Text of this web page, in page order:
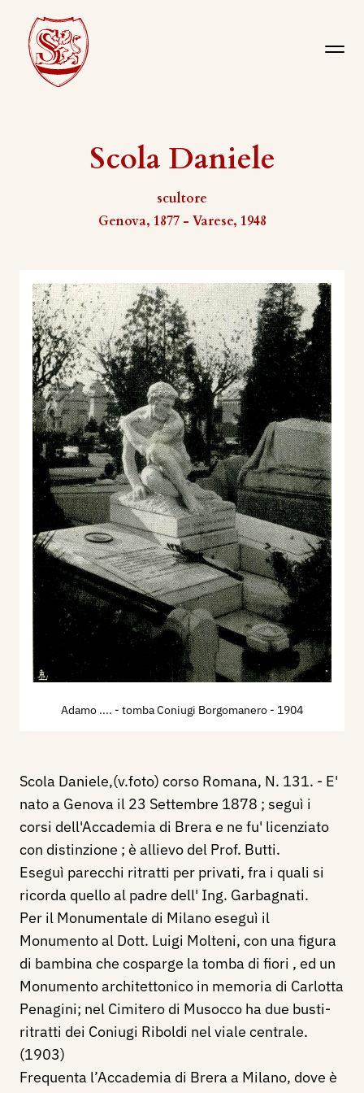
Scola Daniele
scultore
Genova, 1877 - Varese, 1948
Adamo .... - tomba Coniugi Borgomanero - 1904
Scola Daniele,(v.foto) corso Romana, N. 131. - E'
nato a Genova il 23 Settembre 1878 ; seguì i
corsi dell'Accademia di Brera e ne fu' licenziato
con distinzione ; è allievo del Prof. Butti.
Eseguì parecchi ritratti per privati, fra i quali si
ricorda quello al padre dell' Ing. Garbagnati.
Per il Monumentale di Milano eseguì il
Monumento al Dott. Luigi Molteni, con una figura
di bambina che cosparge la tomba di fiori , ed un
Monumento architettonico in memoria di Carlotta
Penagini; nel Cimitero di Musocco ha due busti-
ritratti dei Coniugi Riboldi nel viale centrale.
(1903)
Frequenta l’Accademia di Brera a Milano, dove è